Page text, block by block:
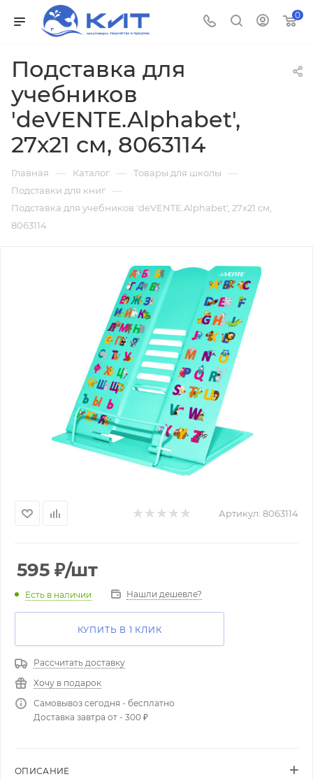
0
Подставка для
учебников
'deVENTE.Alphabet',
27х21 см, 8063114
Главная — Каталог — Товары для школы —
Подставки для книг —
Подставка для учебников 'deVENTE.Alphabet', 27х21 см,
8063114
Артикул: 8063114
595 ₽/шт
Есть в наличии Нашли дешевле?
КУПИТЬ В 1 КЛИК
Рассчитать доставку
Хочу в подарок
Самовывоз сегодня - бесплатно
Доставка завтра от - 300 ₽
ОПИСАНИЕ